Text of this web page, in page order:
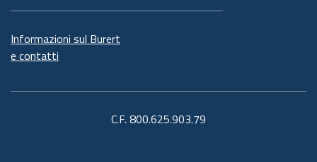
Informazioni sul Burert
e contatti
C.F. 800.625.903.79